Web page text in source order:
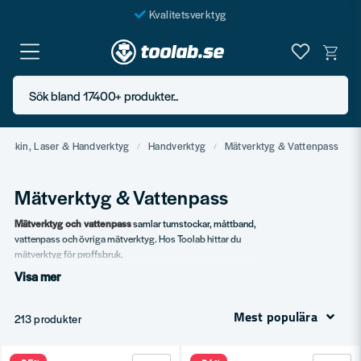
Kvalitetsverktyg
Fraktfritt över 999 SEK*
En järnhandel för alla
Butik i Göteborg
Sök bland 17400+ produkter..
Laser & Handverktyg Handverktyg Mätverktyg & Vattenpass
Mätverktyg & Vattenpass
Mätverktyg och vattenpasssamlar tumstockar, måttband,
vattenpass och övriga mätverktyg. Hos Toolab hittar du
mätverktyg för proffsbruk.
Vårt sortiment
Måttband i flera längder.
Visa mer
213 produkter Mest populära